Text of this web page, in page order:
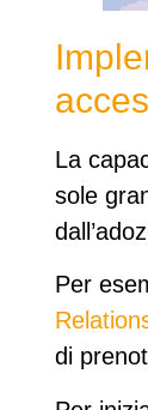
La
sole
Per
di